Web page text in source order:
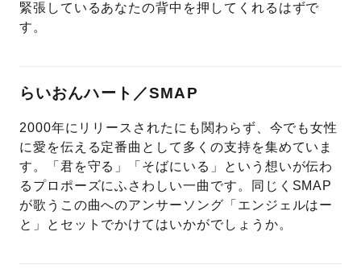
緊張しているあなたの背中を押してくれるはずで
す。
らいおんハート／SMAP
2000年にリリースされたにも関わらず、今でも女性
に愛を伝える定番曲として多くの支持を集めていま
す。「君を守る」「そばにいる」という想いが伝わ
るプロポーズにふさわしい一曲です。同じくSMAP
が歌うこの曲へのアンサーソング「エンジェルはー
と」とセットでかけてはいかがでしょうか。